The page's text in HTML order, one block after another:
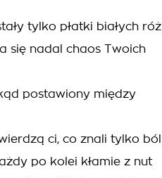
tylko płatki białych róż
się nadal chaos Twoich
postawiony między
ci, co znali tylko ból
po kolei kłamie z nut